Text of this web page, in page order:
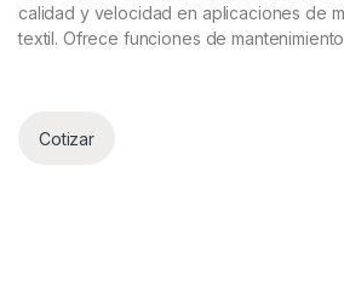
calidad y velocidad en aplicaciones de
textil. Ofrece funciones de
Cotizar